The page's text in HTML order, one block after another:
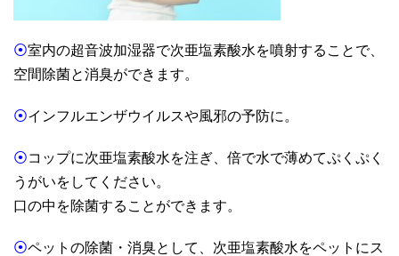
⦿室内の超音波加湿器で次亜塩素酸水を噴射することで、
空間除菌と消臭ができます。
⦿インフルエンザウイルスや風邪の予防に。
⦿コップに次亜塩素酸水を注ぎ、倍で水で薄めてぷくぷく
うがいをしてください。
口の中を除菌することができます。
⦿ペットの除菌・消臭として、次亜塩素酸水をペットにス